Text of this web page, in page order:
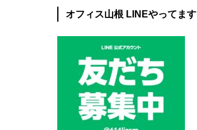
オフィス山根 LINEやってます